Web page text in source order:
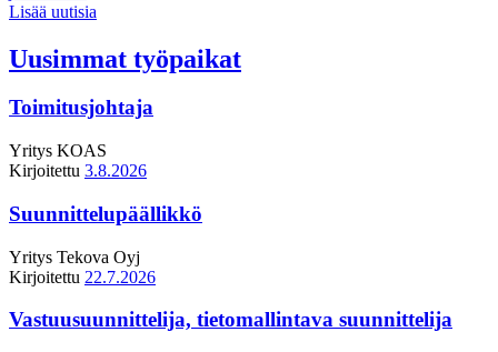
Lisää uutisia
Uusimmat työpaikat
Toimitusjohtaja
Yritys KOAS
Kirjoitettu 3.8.2026
Suunnittelupäällikkö
Yritys Tekova Oyj
Kirjoitettu 22.7.2026
Vastuusuunnittelija, tietomallintava suunnittelija